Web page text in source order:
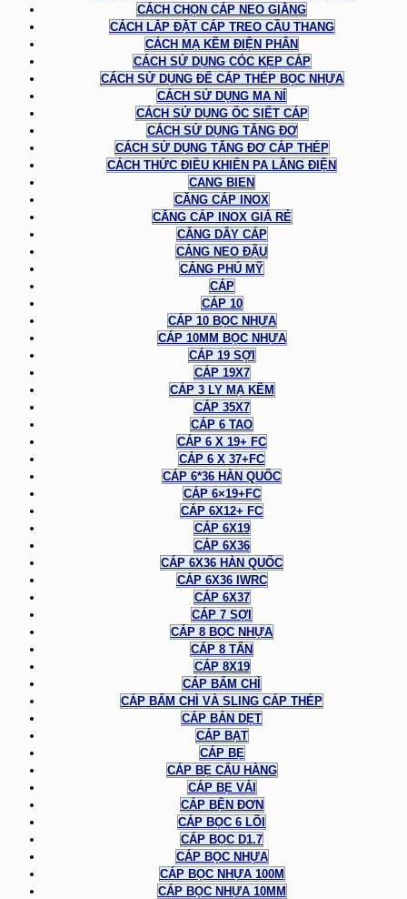
CÁCH CHỌN CÁP NEO GIẰNG
CÁCH LẮP ĐẶT CÁP TREO CẦU THANG
CÁCH MẠ KẼM ĐIỆN PHÂN
CÁCH SỬ DỤNG CÓC KẸP CÁP
CÁCH SỬ DỤNG ĐỂ CÁP THÉP BỌC NHỰA
CÁCH SỬ DỤNG MA NÍ
CÁCH SỬ DỤNG ỐC SIẾT CÁP
CÁCH SỬ DỤNG TĂNG ĐƠ
CÁCH SỬ DỤNG TĂNG ĐƠ CÁP THÉP
CÁCH THỨC ĐIỀU KHIỂN PA LĂNG ĐIỆN
CANG BIEN
CĂNG CÁP INOX
CĂNG CÁP INOX GIÁ RẺ
CĂNG DÂY CÁP
CẢNG NEO ĐẬU
CẢNG PHÚ MỸ
CÁP
CÁP 10
CÁP 10 BỌC NHỰA
CÁP 10MM BỌC NHỰA
CÁP 19 SỢI
CÁP 19X7
CÁP 3 LY MẠ KẼM
CÁP 35X7
CÁP 6 TAO
CÁP 6 X 19+ FC
CÁP 6 X 37+FC
CÁP 6*36 HÀN QUỐC
CÁP 6×19+FC
CÁP 6X12+ FC
CÁP 6X19
CÁP 6X36
CÁP 6X36 HÀN QUỐC
CÁP 6X36 IWRC
CÁP 6X37
CÁP 7 SỢI
CÁP 8 BỌC NHỰA
CÁP 8 TẤN
CÁP 8X19
CÁP BẤM CHÌ
CÁP BẤM CHÌ VÀ SLING CÁP THÉP
CÁP BẢN DẸT
CÁP BẠT
CÁP BẸ
CÁP BẸ CẨU HÀNG
CÁP BẸ VẢI
CÁP BỆN ĐƠN
CÁP BỌC 6 LÕI
CÁP BỌC D1.7
CÁP BỌC NHỰA
CÁP BỌC NHỰA 100M
CÁP BỌC NHỰA 10MM